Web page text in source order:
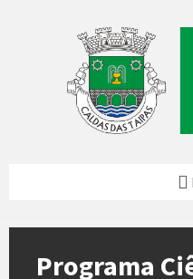
Programa